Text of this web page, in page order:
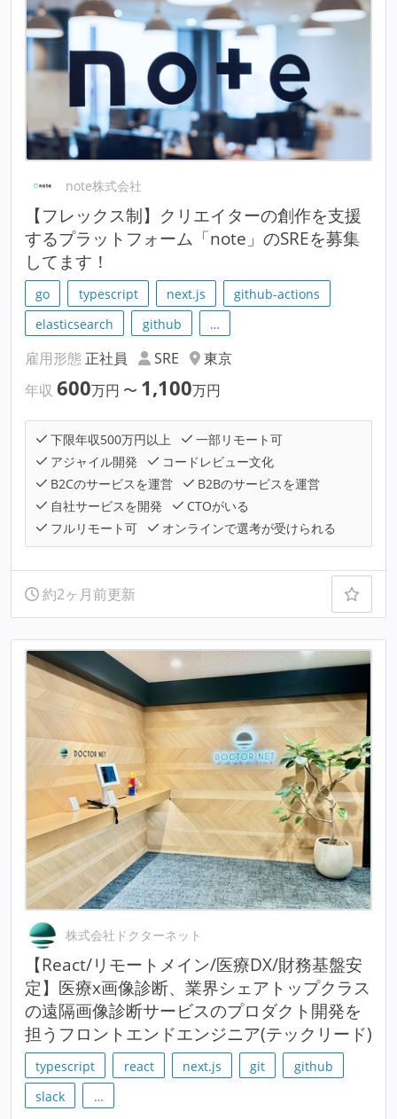
note株式会社
【フレックス制】クリエイターの創作を支援
するプラットフォーム「note」のSREを募集
してます！
go typescript next.js
github-actions
elasticsearch
github …
雇用形態 正社員 SRE
東京
年収 600万円 〜 1,100万円
下限年収500万円以上
一部リモート可
アジャイル開発
コードレビュー文化
B2Cのサービスを運営
B2Bのサービスを運営
自社サービスを開発
CTOがいる
フルリモート可
オンラインで選考が受けられる
約2ヶ月前更新
株式会社ドクターネット
【React/リモートメイン/医療DX/財務基盤安
定】医療x画像診断、業界シェアトップクラス
の遠隔画像診断サービスのプロダクト開発を
担うフロントエンドエンジニア(テックリード)
typescript react next.js git
github
slack
…